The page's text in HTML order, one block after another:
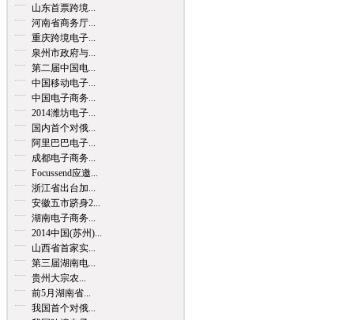
山东首票跨境...
河南省商务厅...
重庆跨境电子...
泉州市政府与...
第二届中国电...
中国移动电子...
中国电子商务...
2014潍坊电子...
国内首个对俄...
阿里巴巴电子...
成都电子商务...
Focussend应邀...
浙江省出台加...
安徽五市跻身2...
湖南电子商务...
2014中国(苏州)...
山西省首家实...
第三届湖南电...
贵州大宗农...
前5月湖南省...
我国首个对俄...